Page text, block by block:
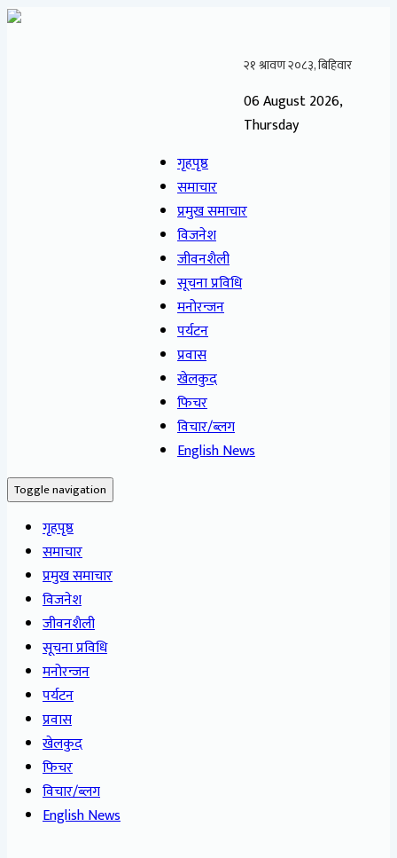
06 August 2026,
Thursday
गृहपृष्ठ
समाचार
प्रमुख समाचार
विजनेश
जीवनशैली
सूचना प्रविधि
मनोरन्जन
पर्यटन
प्रवास
खेलकुद
फिचर
विचार/ब्लग
English News
Toggle navigation
गृहपृष्ठ
समाचार
प्रमुख समाचार
विजनेश
जीवनशैली
सूचना प्रविधि
मनोरन्जन
पर्यटन
प्रवास
खेलकुद
फिचर
विचार/ब्लग
English News